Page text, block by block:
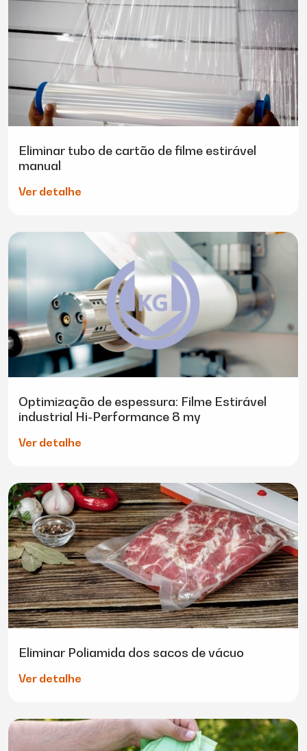
Eliminar tubo de cartão de filme estirável
manual
Ver detalhe
Optimização de espessura: Filme Estirável
industrial Hi-Performance 8 my
Ver detalhe
Eliminar Poliamida dos sacos de vácuo
Ver detalhe